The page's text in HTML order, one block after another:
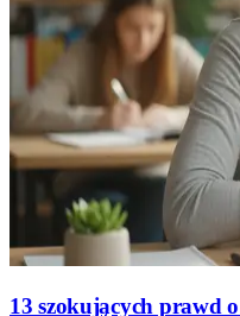
13 szokujących prawd